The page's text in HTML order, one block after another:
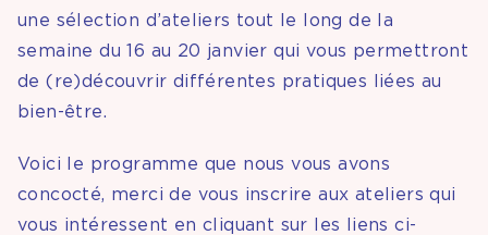
une sélection d’ateliers tout le long de la
semaine du 16 au 20 janvier qui vous permettront
de (re)découvrir différentes pratiques liées au
bien-être.
Voici le programme que nous vous avons
concocté, merci de vous inscrire aux ateliers qui
vous intéressent en cliquant sur les liens ci-